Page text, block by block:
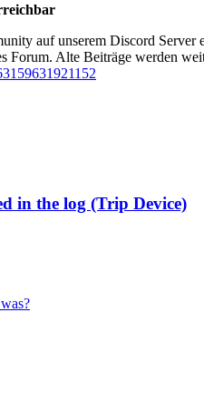
auf unserem Discord
Forum. Alte Beiträge werden
in the log (Trip Device)